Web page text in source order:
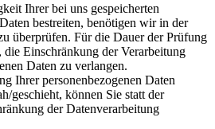
Ihrer bei uns gespeicherten
bestreiten, benötigen wir in der
überprüfen. Für die Dauer der Prüfung
die Einschränkung der Verarbeitung
Daten zu verlangen.
Ihrer personenbezogenen Daten
geschieht, können Sie statt der
der Datenverarbeitung